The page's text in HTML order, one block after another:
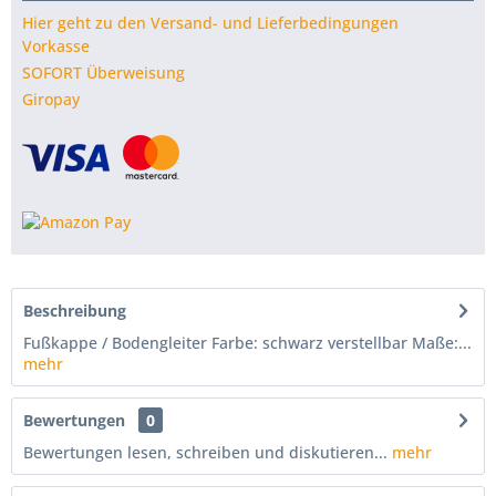
Hier geht zu den Versand- und Lieferbedingungen
Vorkasse
SOFORT Überweisung
Giropay
Beschreibung
Fußkappe / Bodengleiter Farbe: schwarz verstellbar Maße:...
mehr
Bewertungen
0
Bewertungen lesen, schreiben und diskutieren... mehr